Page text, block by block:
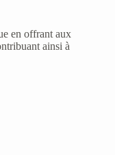
en offrant aux
ainsi à